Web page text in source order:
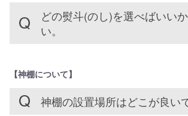
どの熨斗(のし)を選べばいい
い。
【神棚について】
神棚の設置場所はどこが良い